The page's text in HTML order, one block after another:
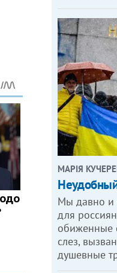
МАРІЯ
Мы давно и
для
обиженные
слез,
душевные